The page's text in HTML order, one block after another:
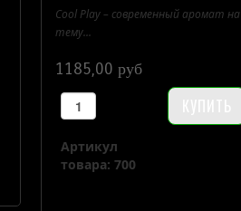
Cool Play – современный аромат на
тему...
1185,00 руб
Артикул
товара: 700